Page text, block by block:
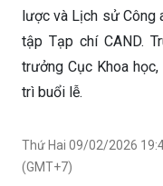
lược và Lịch sử Công
tập Tạp chí CAND.
trưởng Cục Khoa
trì buổi lễ.
Thứ Hai 09/02/2026
(GMT+7)